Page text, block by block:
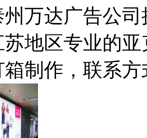
州万达广告公
地区专业的
制作，联系方